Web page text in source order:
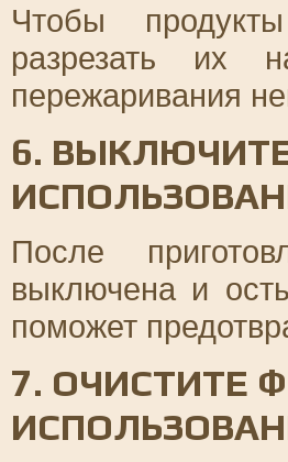
Чтобы
разрезать их
пережаривания
6.
После
выключена и
поможет
7. ОЧИСТИТЕ